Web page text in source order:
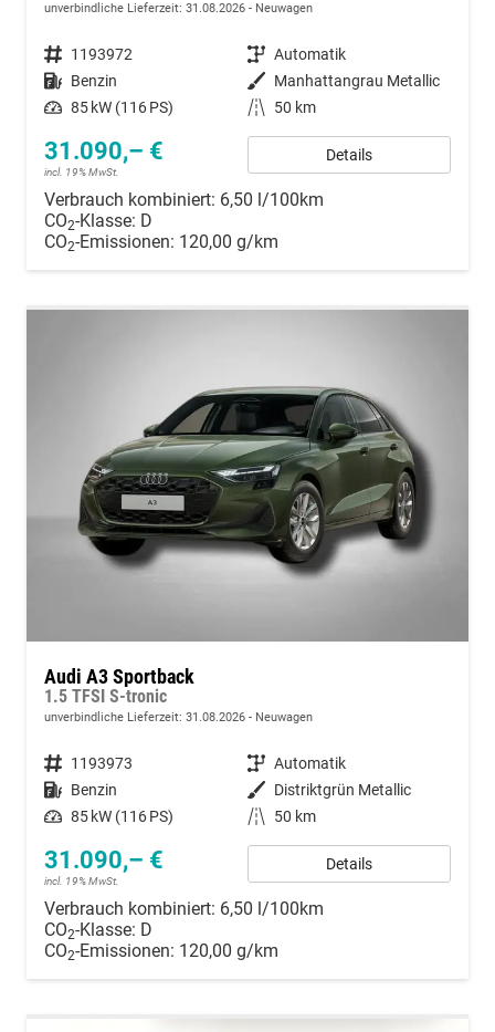
unverbindliche Lieferzeit: 31.08.2026 Neuwagen
Fahrzeugnummer 1193972 Getriebe Automatik
Kraftstoff Benzin Außenfarbe Manhattangrau Metallic
Leistung 85 kW (116 PS) Kilometerstand 50 km
31.090,– €
incl. 19% MwSt.
Details
Verbrauch kombiniert: 6,50 l/100km
CO2-Klasse: D
CO2-Emissionen: 120,00 g/km
Audi A3 Sportback
1.5 TFSI S-tronic
unverbindliche Lieferzeit: 31.08.2026 Neuwagen
Fahrzeugnummer 1193973 Getriebe Automatik
Kraftstoff Benzin Außenfarbe Distriktgrün Metallic
Leistung 85 kW (116 PS) Kilometerstand 50 km
31.090,– €
incl. 19% MwSt.
Details
Verbrauch kombiniert: 6,50 l/100km
CO2-Klasse: D
CO2-Emissionen: 120,00 g/km